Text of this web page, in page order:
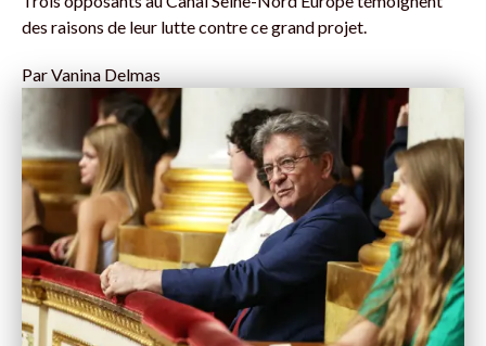
des raisons de leur lutte contre ce grand projet.
ParVanina Delmas